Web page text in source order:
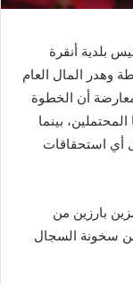
بلدية أنقرة
وهدر المال العام
أن الخطوة
بينما
أي استحقاقات
بارزين من
سخونة السجال